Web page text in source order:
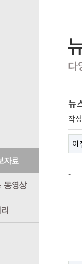
뉴
작
이
-